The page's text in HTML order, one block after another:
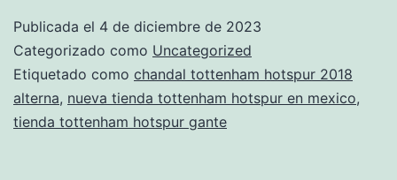
Publicada el 4 de diciembre de 2023
Categorizado como Uncategorized
Etiquetado como chandal tottenham hotspur 2018
alterna, nueva tienda tottenham hotspur en mexico,
tienda tottenham hotspur gante